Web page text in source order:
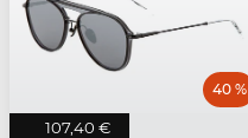
107,40 €
40 %